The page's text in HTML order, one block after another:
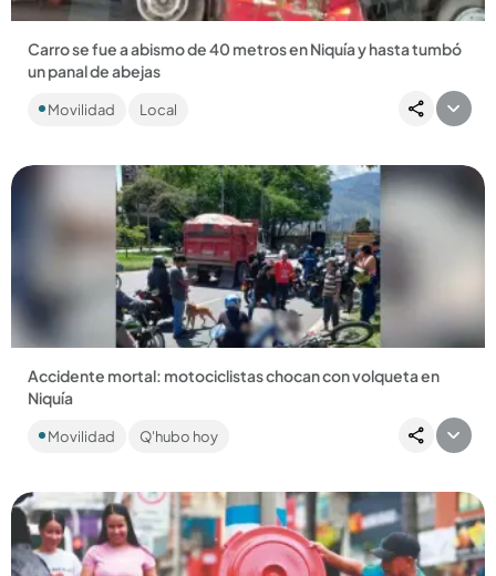
Carro se fue a abismo de 40 metros en Niquía y hasta tumbó
un panal de abejas
frenos. ...
Movilidad Local
Compartir Noticia
Accidente mortal: motociclistas chocan con volqueta en
Niquía
motocicleta todavía se desconocen. Una de ellas falleció en
Movilidad Q'hubo hoy